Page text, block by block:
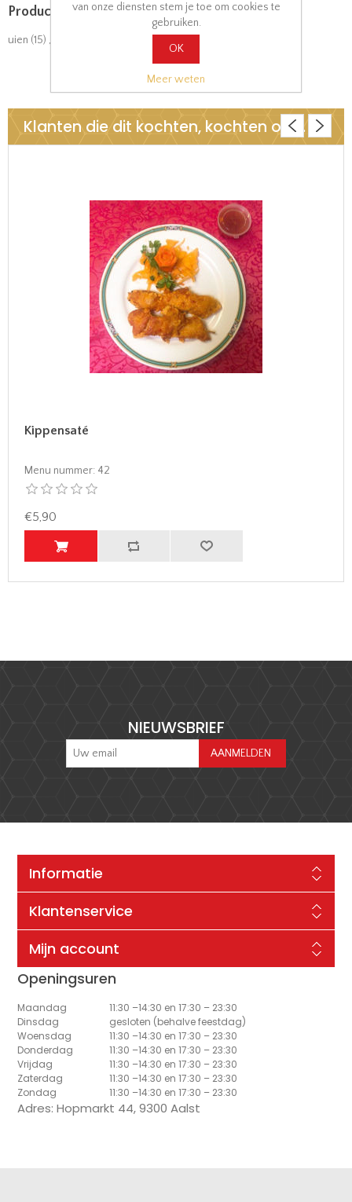
Product tags
uien (15) ,
Klanten die dit kochten, kochten ook..
Kippensaté
Menu nummer: 42
€5,90
NIEUWSBRIEF
Informatie
Klantenservice
Mijn account
Openingsuren
Maandag
11:30 –14:30 en 17:30 – 23:30
Dinsdag
gesloten (behalve feestdag)
Woensdag
11:30 –14:30 en 17:30 – 23:30
Donderdag
11:30 –14:30 en 17:30 – 23:30
Vrijdag
11:30 –14:30 en 17:30 – 23:30
Zaterdag
11:30 –14:30 en 17:30 – 23:30
Zondag
11:30 –14:30 en 17:30 – 23:30
Adres: Hopmarkt 44, 9300 Aalst
van onze diensten stem je toe om cookies te
gebruiken.
OK
Meer weten